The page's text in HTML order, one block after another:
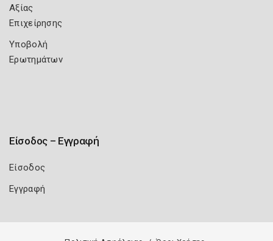
Αξίας
Επιχείρησης
Υποβολή
Ερωτημάτων
Είσοδος – Εγγραφή
Είσοδος
Εγγραφή